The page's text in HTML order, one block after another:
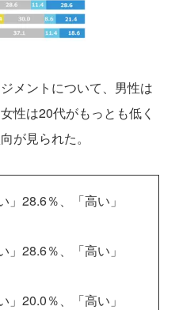
メントについて、男性は
性は20代がもっとも低く
が見られた。
」28.6％、「高い」
」28.6％、「高い」
」20.0％、「高い」